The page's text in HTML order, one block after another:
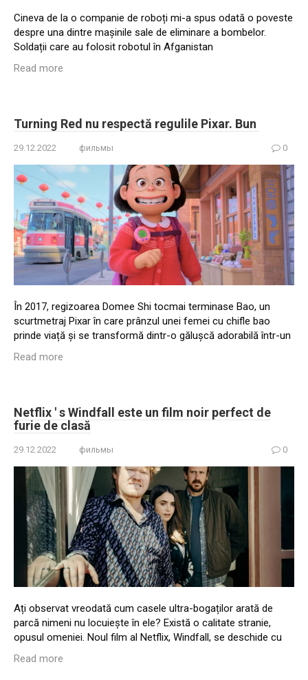
Cineva de la o companie de roboți mi-a spus odată o poveste
despre una dintre mașinile sale de eliminare a bombelor.
Soldații care au folosit robotul în Afganistan
Read more
Turning Red nu respectă regulile Pixar. Bun
29.12.2022 фильмы 0
În 2017, regizoarea Domee Shi tocmai terminase Bao, un
scurtmetraj Pixar în care prânzul unei femei cu chifle bao
prinde viață și se transformă dintr-o gălușcă adorabilă într-un
Read more
Netflix ' s Windfall este un film noir perfect de
furie de clasă
29.12.2022 фильмы 0
Ați observat vreodată cum casele ultra-bogaților arată de
parcă nimeni nu locuiește în ele? Există o calitate stranie,
opusul omeniei. Noul film al Netflix, Windfall, se deschide cu
Read more